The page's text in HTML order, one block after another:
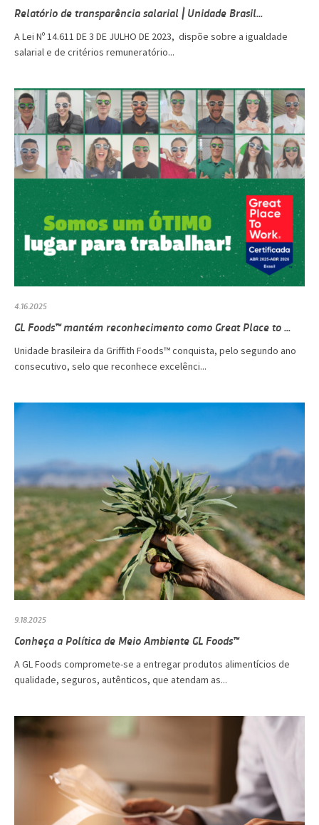
Relatório de transparência salarial | Unidade Brasil...
A Lei Nº 14.611 DE 3 DE JULHO DE 2023, dispõe sobre a igualdade
salarial e de critérios remuneratório...
4.16.2025
GL Foods™ mantém reconhecimento como Great Place to ...
Unidade brasileira da Griffith Foods™ conquista, pelo segundo ano
consecutivo, selo que reconhece excelênci...
9.18.2025
Conheça a Política de Meio Ambiente GL Foods™
A GL Foods compromete-se a entregar produtos alimentícios de
qualidade, seguros, autênticos, que atendam as...